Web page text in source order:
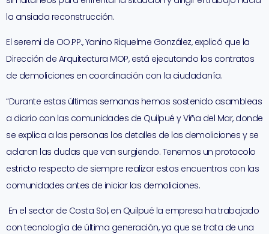
la ansiada reconstrucción.
El seremi de OO.PP., Yanino Riquelme González, explicó que la
Dirección de Arquitectura MOP, está ejecutando los contratos
de demoliciones en coordinación con la ciudadanía.
“Durante estas últimas semanas hemos sostenido asambleas
a diario con las comunidades de Quilpué y Viña del Mar, donde
se explica a las personas los detalles de las demoliciones y se
aclaran las dudas que van surgiendo. Tenemos un protocolo
estricto respecto de siempre realizar estos encuentros con las
comunidades antes de iniciar las demoliciones.
En el sector de Costa Sol, en Quilpué la empresa ha trabajado
con tecnología de última generación, ya que se trata de una